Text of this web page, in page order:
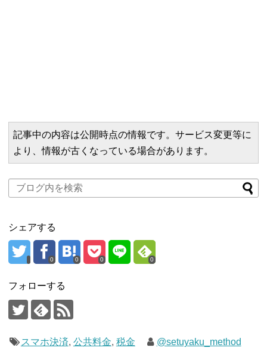
記事中の内容は公開時点の情報です。サービス変更等に
より、情報が古くなっている場合があります。
シェアする
0 0 0 0
フォローする
スマホ決済, 公共料金, 税金 @setuyaku_method